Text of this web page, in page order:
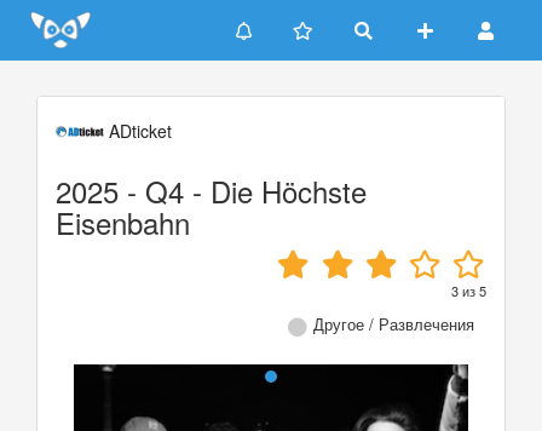
Update cookies preferences
ADticket
2025 - Q4 - Die Höchste
Eisenbahn
3из5
Другое / Развлечения